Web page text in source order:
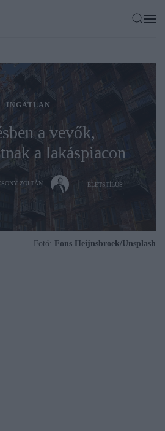
INGATLAN
a vevők,
a lakáspiacon
ZOLTÁN ÉLETSTÍLUS
Fotó: Fons Heijnsbroek/Unsplash